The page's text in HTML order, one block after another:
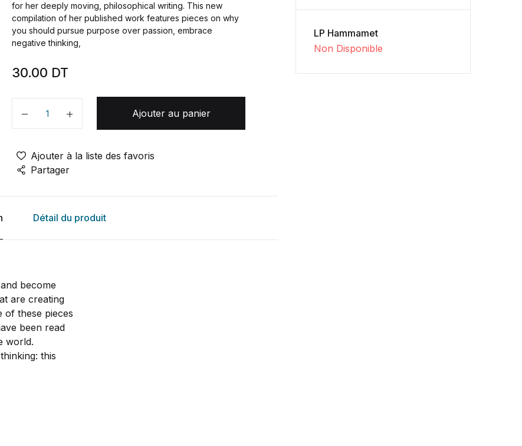
for her deeply moving, philosophical writing. This new
compilation of her published work features pieces on why
you should pursue purpose over passion, embrace
negative thinking,
30.00 DT
Quantité
Ajouter au panier
Ajouter à la liste des favoris
Partager
Détail du produit
become
are creating
of these pieces
been read
world.
this
LP Hammamet
Non Disponible